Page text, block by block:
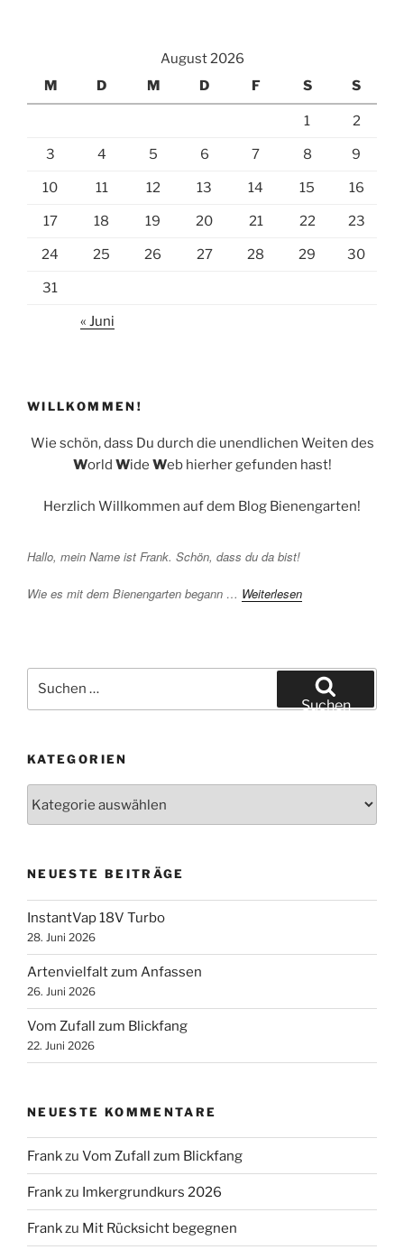
August 2026
M
D M D F S S
1 2
3 4 5 6 7 8 9
10 11 12 13 14 15 16
17 18 19 20 21 22 23
24 25 26 27 28 29 30
31
« Juni
WILLKOMMEN!
Wie schön, dass Du durch die unendlichen Weiten des
World Wide Web hierher gefunden hast!
Herzlich Willkommen auf dem Blog Bienengarten!
Hallo, mein Name ist Frank. Schön, dass du da bist!
Wie es mit dem Bienengarten begann … Weiterlesen
nach:
Suchen
KATEGORIEN
NEUESTE BEITRÄGE
InstantVap 18V Turbo
28. Juni 2026
Artenvielfalt zum Anfassen
26. Juni 2026
Vom Zufall zum Blickfang
22. Juni 2026
NEUESTE KOMMENTARE
Frankzu Vom Zufall zum Blickfang
Frankzu Imkergrundkurs 2026
Frankzu Mit Rücksicht begegnen